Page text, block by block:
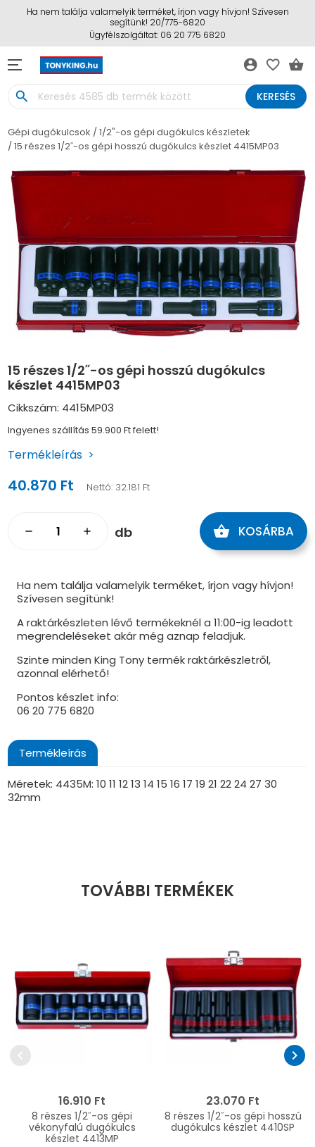
Ha nem találja valamelyik terméket, írjon vagy hívjon! Szívesen
segítünk! 20/775-6820
Ügyfélszolgáltat: 06 20 775 6820
account_circle favorite_border shopping_basket
search KERESÉS
Gépi dugókulcsok
1/2"-os gépi dugókulcs készletek
15 részes 1/2˝-os gépi hosszú dugókulcs készlet 4415MP03
15 részes 1/2˝-os gépi hosszú dugókulcs
készlet 4415MP03
Cikkszám: 4415MP03
Ingyenes szállítás 59.900 Ft felett!
Termékleírás
40.870 Ft Nettó: 32.181 Ft
remove add db shopping_basket KOSÁRBA
Ha nem találja valamelyik terméket, írjon vagy hívjon!
Szívesen segítünk!
A raktárkészleten lévő termékeknél a 11:00-ig leadott
megrendeléseket akár még aznap feladjuk.
Szinte minden King Tony termék raktárkészletről,
azonnal elérhető!
Pontos készlet info:
06 20 775 6820
Termékleírás
Méretek: 4435M: 10 11 12 13 14 15 16 17 19 21 22 24 27 30
32mm
TOVÁBBI TERMÉKEK
16.910 Ft
8 részes 1/2˝-os gépi
vékonyfalú dugókulcs
készlet 4413MP
23.070 Ft
8 részes 1/2˝-os gépi hosszú
dugókulcs készlet 4410SP
chevron_left chevron_right